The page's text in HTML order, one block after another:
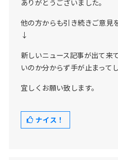
ありがとうございました。
他の方からも引き続きご意見
↓
新しいニュース記事が出て来
いのか分からず手が止まって
宜しくお願い致します。
ナイス！